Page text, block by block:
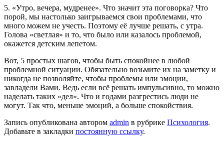
5. «Утро, вечера, мудренее». Что значит эта поговорка? Что
порой, мы настолько заигрываемся свои проблемами, что
много можем не учесть. Поэтому её лучше решать, с утра.
Голова «светлая» и то, что было или казалось проблемой,
окажется детским лепетом.
Вот, 5 простых шагов, чтобы быть спокойнее в любой
проблемной ситуации. Обязательно возьмите их на заметку и
никогда не позволяйте, чтобы проблемы или эмоции,
завладели Вами. Ведь если всё решать импульсивно, то можно
наделать таких «дел». Что и годами разгрестись люди не
могут. Так что, меньше эмоций, а больше спокойствия.
Запись опубликована автором admin в рубрике Психология.
Добавьте в закладки постоянную ссылку.